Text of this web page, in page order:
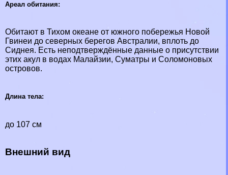
Ареал обитания:
Обитают в Тихом океане от южного побережья Новой
Гвинеи до северных берегов Австралии, вплоть до
Сиднея. Есть неподтверждённые данные о присутствии
этих акул в водах Малайзии, Суматры и Соломоновых
островов.
Длина тела:
до 107 см
Внешний вид